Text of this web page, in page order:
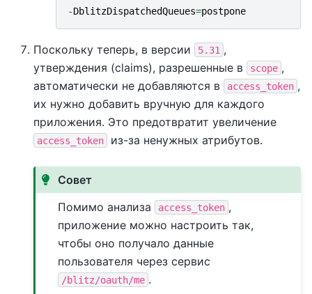
-DblitzDispatchedQueues=postpone
Поскольку теперь, в версии 5.31 ,
утверждения (claims), разрешенные в
scope ,
автоматически не добавляются в
access_token ,
их нужно добавить вручную для каждого
приложения. Это предотвратит увеличение
access_token из-за ненужных атрибутов.
Совет
Помимо анализа
access_token ,
приложение можно настроить так,
чтобы оно получало данные
пользователя через сервис
/blitz/oauth/me .